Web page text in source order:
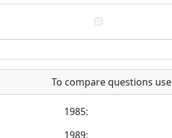
To compare questions use
1985:
1989: